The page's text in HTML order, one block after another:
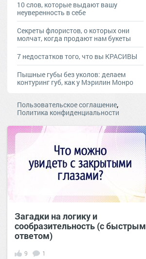
10 слов, которые выдают вашу
неуверенность в себе
Секреты флористов, о которых они
молчат, когда продают нам букеты
7 недостатков того, что вы КРАСИВЫ
Пышные губы без уколов: делаем
контуринг губ, как у Мэрилин Монро
Пользовательское соглашение,
Политика конфиденциальности
Загадки на логику и
сообразительность (с быстрым
ответом)
9 1